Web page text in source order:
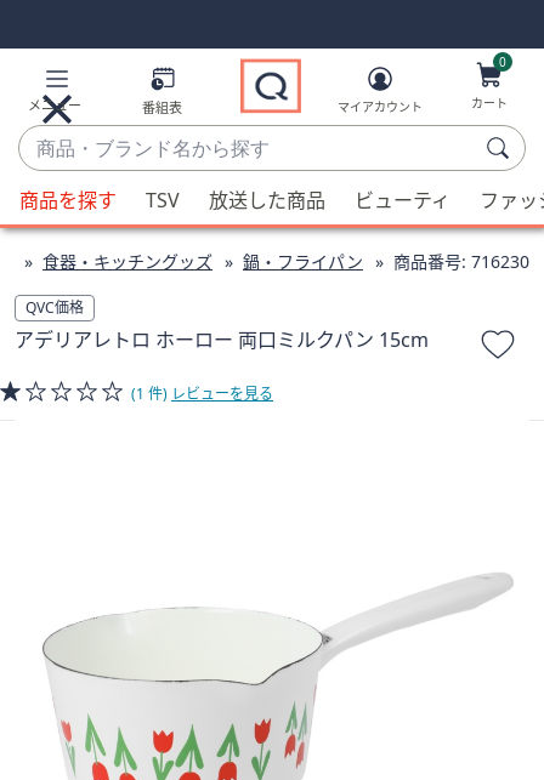
Links
Links2
メニュー 番組表
商
品・
ブ
ラ
ン
名
か
探
候
補
利
用
可
な
マイアカウント
0
カート
商品を探す TSV 放送した商品 ビューティ ファ
食器・キッチングッズ 鍋・フライパン 商品番号: 716230
QVC価格
アデリアレトロ ホーロー 両口ミルクパン 15cm
(1 件) レビューを見る